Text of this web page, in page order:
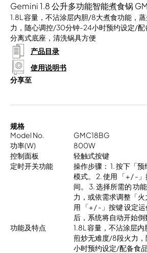
Gemini 1.8 公升多功能智能煮食锅
1.8L 容量，不沾涂层内胆/8大煮食功能，
力，随心调控/30分钟-24小时预约设定/
分离式底座，清洗锅具方便
产品目录
使用说明书
分享至
规格
Model No.
GMC18BG
功率(W)
800W
控制面板
轻触式按键
定时开关功能
操作步骤： 1. 按下「
模式。 2. 使用 「+ / -
间。 3. 选择所需的 功
力，或依需求调整「
用 「+ / -」按键 设定
后，系统将自动开始倒
功能及特点
1.8L 容量，不沾涂层
煎炒无难度/8段火力
小时预约设定/配备食